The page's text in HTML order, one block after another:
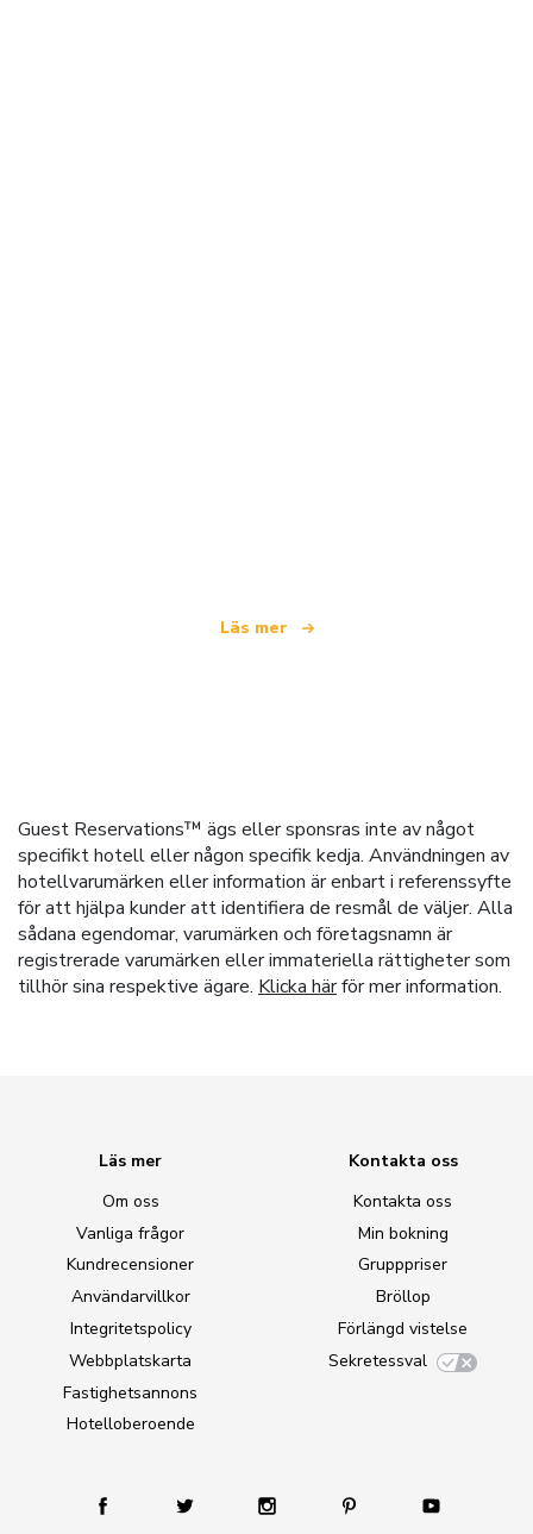
Läs mer
Guest Reservations™ ägs eller sponsras inte av något
specifikt hotell eller någon specifik kedja. Användningen av
hotellvarumärken eller information är enbart i referenssyfte
för att hjälpa kunder att identifiera de resmål de väljer. Alla
sådana egendomar, varumärken och företagsnamn är
registrerade varumärken eller immateriella rättigheter som
tillhör sina respektive ägare. Klicka härför mer information.
Läs mer
Om oss
Vanliga frågor
Kundrecensioner
Användarvillkor
Integritetspolicy
Webbplatskarta
Fastighetsannons
Hotelloberoende
Kontakta oss
Kontakta oss
Min bokning
Grupppriser
Bröllop
Förlängd vistelse
Sekretessval